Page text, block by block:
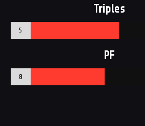
Triples
5
PF
8